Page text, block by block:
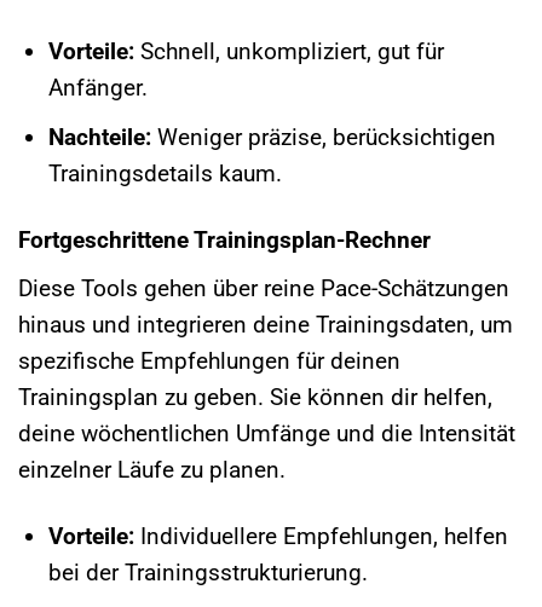
Vorteile:Schnell, unkompliziert, gut für
Anfänger.
Nachteile:Weniger präzise, berücksichtigen
Trainingsdetails kaum.
Fortgeschrittene Trainingsplan-Rechner
Diese Tools gehen über reine Pace-Schätzungen
hinaus und integrieren deine Trainingsdaten, um
spezifische Empfehlungen für deinen
Trainingsplan zu geben. Sie können dir helfen,
deine wöchentlichen Umfänge und die Intensität
einzelner Läufe zu planen.
Vorteile:Individuellere Empfehlungen, helfen
bei der Trainingsstrukturierung.